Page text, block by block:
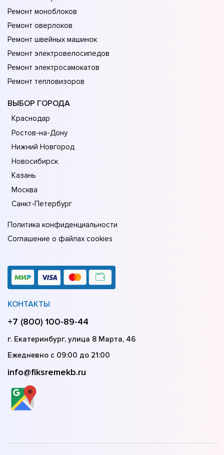
Ремонт моноблоков
Ремонт оверлоков
Ремонт швейных машинок
Ремонт электровелосипедов
Ремонт электросамокатов
Ремонт тепловизоров
ВЫБОР ГОРОДА
Краснодар
Ростов-на-Дону
Нижний Новгород
Новосибирск
Казань
Москва
Санкт-Петербург
Политика конфиденциальности
Соглашение о файлах cookies
КОНТАКТЫ
+7 (800) 100-89-44
г. Екатеринбург, улица 8 Марта, 46
Ежедневно с 09:00 до 21:00
info@fiksremekb.ru